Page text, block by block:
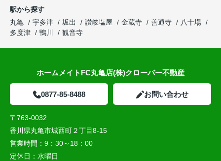
駅から探す
丸亀
宇多津 坂出 讃岐塩屋 金蔵寺 善通寺
八十場
多度津
鴨川 観音寺
ホームメイトFC丸亀店(株)クローバー不動産
0877-85-8488 お問い合わせ
〒763-0032
香川県丸亀市城西町２丁目8-15
営業時間： 9：30～18：00
定休日： 水曜日